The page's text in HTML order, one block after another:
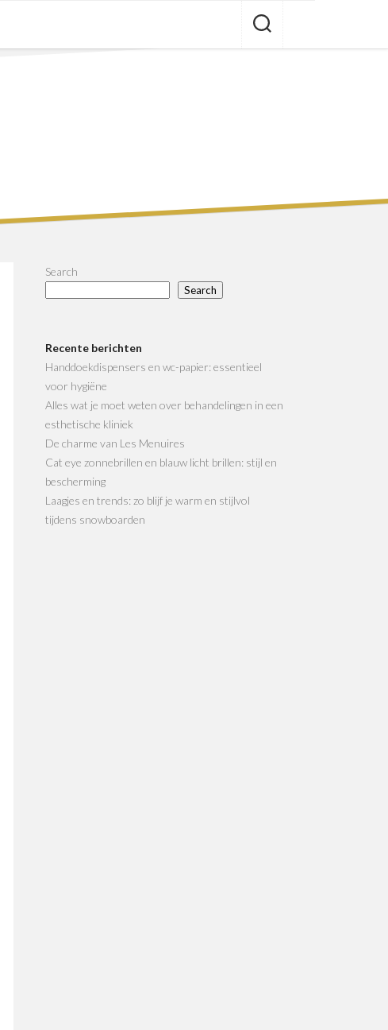
Search
Search
Recente berichten
Handdoekdispensers en wc-papier: essentieel
voor hygiëne
Alles wat je moet weten over behandelingen in een
esthetische kliniek
De charme van Les Menuires
Cat eye zonnebrillen en blauw licht brillen: stijl en
bescherming
Laagjes en trends: zo blijf je warm en stijlvol
tijdens snowboarden